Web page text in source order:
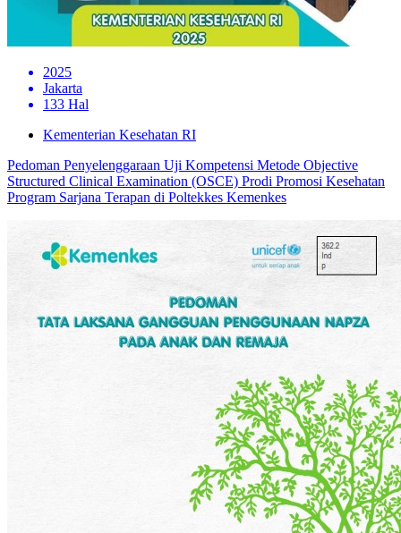
2025
Jakarta
133 Hal
Kementerian Kesehatan RI
Pedoman Penyelenggaraan Uji Kompetensi Metode Objective
Structured Clinical Examination (OSCE) Prodi Promosi Kesehatan
Program Sarjana Terapan di Poltekkes Kemenkes